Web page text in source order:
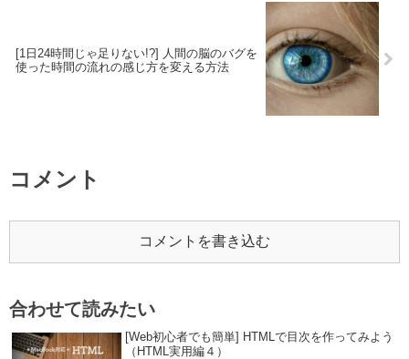
[1日24時間じゃ足りない!?] 人間の脳のバグを
使った時間の流れの感じ方を変える方法
コメント
コメントを書き込む
合わせて読みたい
[Web初心者でも簡単] HTMLで目次を作ってみよう
（HTML実用編４）